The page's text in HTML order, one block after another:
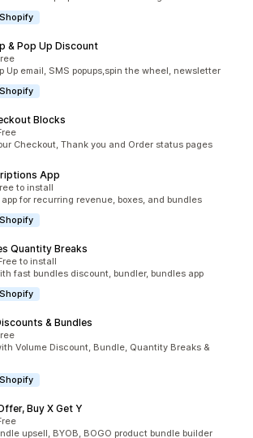
& Pop Up Discount
Up email, SMS popups,spin the wheel, newsletter
Blocks
Checkout, Thank you and Order status pages
App
to install
for recurring revenue, boxes, and bundles
Quantity Breaks
to install
fast bundles discount, bundler, bundles app
& Bundles
Volume Discount, Bundle, Quantity Breaks &
Buy X Get Y
upsell, BYOB, BOGO product bundle builder